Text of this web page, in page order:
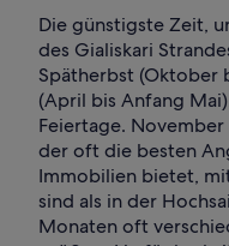
Die günstigste Zeit,
des Gialiskari
Spätherbst (Oktober
(April bis Anfang
Feiertage.
der oft die besten
Immobilien bietet,
sind als in der
Monaten oft